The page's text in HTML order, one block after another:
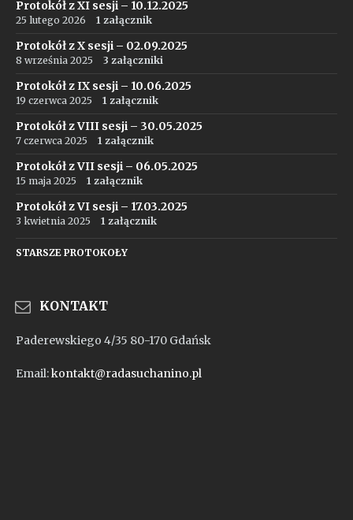
Protokół z XI sesji – 10.12.2025
25 lutego 2026 1 załącznik
Protokół z X sesji – 02.09.2025
8 września 2025 3 załączniki
Protokół z IX sesji – 10.06.2025
19 czerwca 2025 1 załącznik
Protokół z VIII sesji – 30.05.2025
7 czerwca 2025 1 załącznik
Protokół z VII sesji – 06.05.2025
15 maja 2025 1 załącznik
Protokół z VI sesji – 17.03.2025
3 kwietnia 2025 1 załącznik
STARSZE PROTOKOŁY
KONTAKT
Paderewskiego 4/35 80-170 Gdańsk
Email:kontakt@radasuchanino.pl